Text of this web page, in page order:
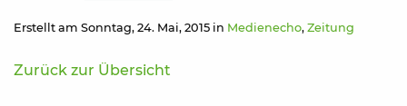
Erstellt am Sonntag, 24. Mai, 2015 in Medienecho, Zeitung
Zurück zur Übersicht